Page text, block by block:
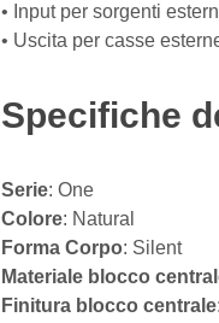
• Input per sorgenti
• Uscita per casse
Specifiche
Serie: One
Colore: Natural
Forma Corpo: Silent
Materiale blocco
Finitura blocco centrale